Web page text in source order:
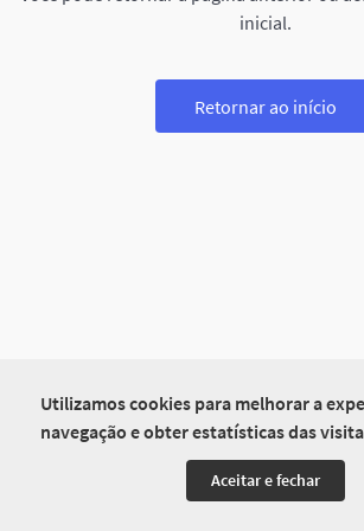
Utilizamos cookies para melhorar a
navegação e obter estatísticas das
Aceitar e fechar
inicial.
Retornar ao início